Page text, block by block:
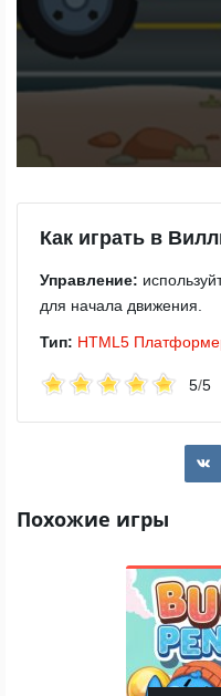
Как играть в
Управление:
для начала движения.
Тип: HTML5
5/5
Похожие игры